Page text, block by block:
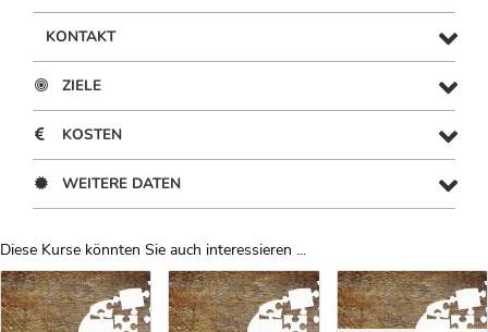
KONTAKT
ZIELE
KOSTEN
WEITERE DATEN
Diese Kurse könnten Sie auch interessieren ...
Uber Weiterbildungsvorschläge